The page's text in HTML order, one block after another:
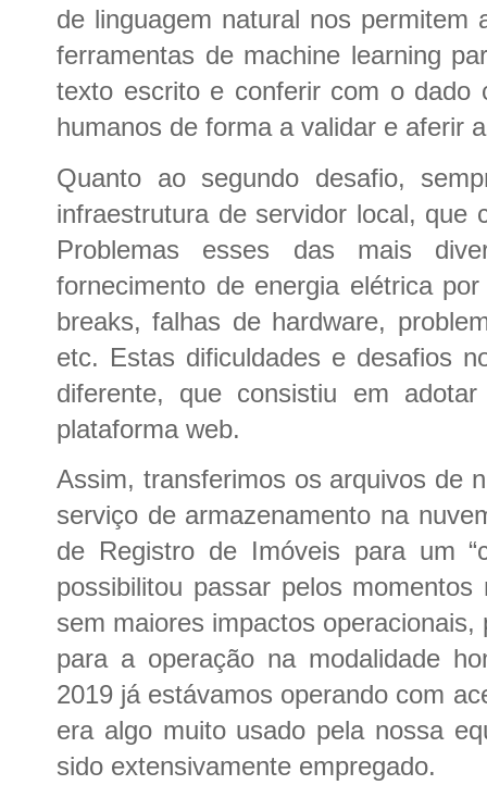
de linguagem natural nos permitem
ferramentas de machine learning
texto escrito e conferir com o dado
humanos de forma a validar e aferir
Quanto ao segundo desafio,
infraestrutura de servidor local, que
Problemas esses das mais
fornecimento de energia elétrica
breaks, falhas de hardware,
etc. Estas dificuldades e desafios
diferente, que consistiu em
plataforma web.
Assim, transferimos os arquivos de
serviço de armazenamento na
de Registro de Imóveis para um
possibilitou passar pelos
sem maiores impactos
para a operação na modalidade
2019 já estávamos operando com
era algo muito usado pela nossa
sido extensivamente empregado.